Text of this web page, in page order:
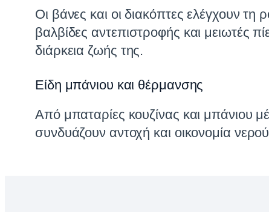
Οι βάνες και οι διακόπτες ελέγχουν
βαλβίδες αντεπιστροφής και μειωτές
διάρκεια ζωής της.
Είδη μπάνιου και θέρμανσης
Από μπαταρίες κουζίνας και μπάνιου
συνδυάζουν αντοχή και οικονομία